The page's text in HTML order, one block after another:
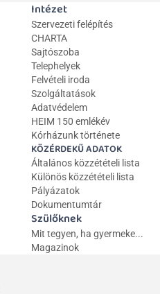
Intézet
Szervezeti felépítés
CHARTA
Sajtószoba
Telephelyek
Felvételi iroda
Szolgáltatások
Adatvédelem
HEIM 150 emlékév
Kórházunk története
KÖZÉRDEKŰ ADATOK
Általános közzétételi lista
Különös közzétételi lista
Pályázatok
Dokumentumtár
Szülőknek
Mit tegyen, ha gyermeke...
Magazinok